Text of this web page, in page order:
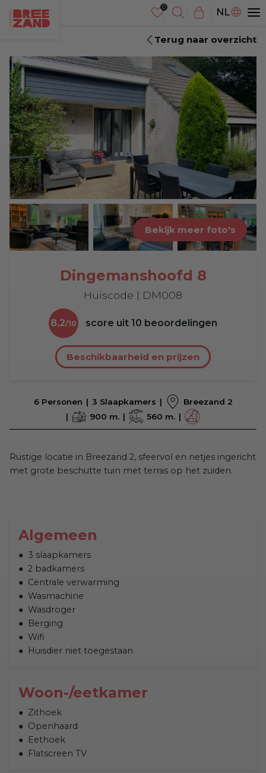
NL
DE
EN
Terug naar overzicht
Bekijk meer foto's
Dingemanshoofd 8
Huiscode | DM008
8,2 score uit 10 beoordelingen
Beschikbaarheid en prijzen
6 Personen 3 Slaapkamers
Breezand 2
900 m.
560 m.
Rustige locatie in Breezand 2, sfeervol en netjes ingericht
met grote beschutte tuin met terras op het zuiden.
Algemeen
3 slaapkamers
2 badkamers
Centrale verwarming
Wasmachine
Wasdroger
Berging
Wifi
Huisdier niet toegestaan
Woon-/eetkamer
Zithoek
Openhaard
Eethoek
Flatscreen TV